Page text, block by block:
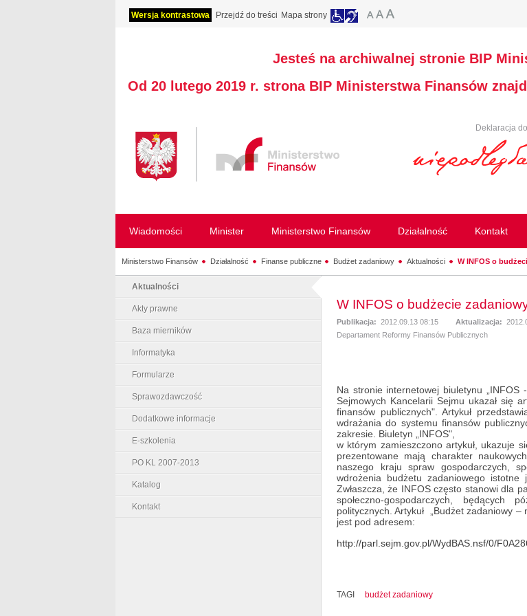
Wersja kontrastowa Przejdź do treści Mapa strony
Jesteś na archiwalnej stronie BIP
Od 20 lutego 2019 r. strona BIP Ministerstwa Finansów
Deklaracja
Wiadomości Minister Ministerstwo Finansów Działalność Kontakt
Ministerstwo Finansów Działalność Finanse publiczne Budżet zadaniowy Aktualności W INFOS o
Aktualności
Akty prawne
Baza mierników
Informatyka
Formularze
Sprawozdawczość
Dodatkowe informacje
E-szkolenia
PO KL 2007-2013
Katalog
Kontakt
W INFOS o budżecie
Publikacja: 2012.09.13 08:15 Aktualizacja:
Departament Reformy Finansów Publicznych
Na stronie internetowej biuletynu
Sejmowych Kancelarii Sejmu ukazał się
finansów publicznych". Artykuł
wdrażania do systemu finansów
zakresie. Biuletyn „INFOS",
w którym zamieszczono artykuł, ukazuje
prezentowane mają charakter
naszego kraju spraw gospodarczych,
wdrożenia budżetu zadaniowego istotne
Zwłaszcza, że INFOS często stanowi dla
społeczno-gospodarczych,
politycznych. Artykuł „Budżet zadaniowy
jest pod adresem:
http://parl.sejm.gov.pl/WydBAS.nsf/0/
TAGI budżet zadaniowy